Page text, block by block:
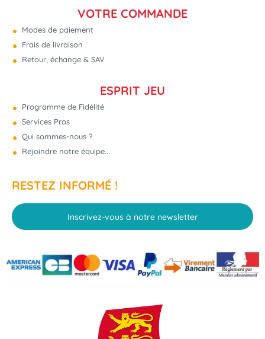
VOTRE COMMANDE
Modes de paiement
Frais de livraison
Retour, échange & SAV
ESPRIT JEU
Programme de Fidélité
Services Pros
Qui sommes-nous ?
Rejoindre notre équipe...
RESTEZ INFORMÉ !
Inscrivez-vous à notre newsletter